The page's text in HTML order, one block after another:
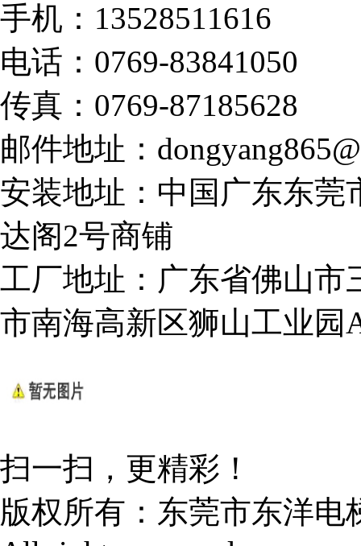
手机：13528511616
电话：0769-83841050
传真：0769-87185628
邮件地址：
安装地址：中国广东东莞
达阁2号商铺
工厂地址：广东省佛山市
市南海高新区狮山工业园
扫一扫，更精彩！
版权所有： 东莞市东洋电